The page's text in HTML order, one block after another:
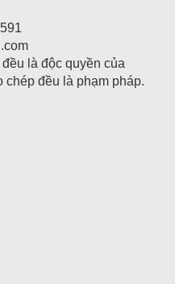
là độc quyền của
chép đều là phạm pháp.